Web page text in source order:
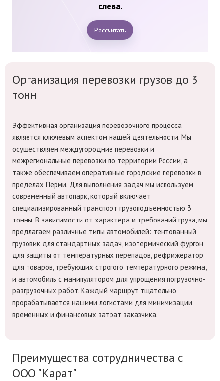
слева.
Рассчитать
Организация перевозки грузов до 3
тонн
Эффективная организация перевозочного процесса
является ключевым аспектом нашей деятельности. Мы
осуществляем междугородние перевозки и
межрегиональные перевозки по территории России, а
также обеспечиваем оперативные городские перевозки в
пределах Перми. Для выполнения задач мы используем
современный автопарк, который включает
специализированный транспорт грузоподъемностью 3
тонны. В зависимости от характера и требований груза, мы
предлагаем различные типы автомобилей: тентованный
грузовик для стандартных задач, изотермический фургон
для защиты от температурных перепадов, рефрижератор
для товаров, требующих строгого температурного режима,
и автомобиль с манипулятором для упрощения погрузочно-
разгрузочных работ. Каждый маршрут тщательно
прорабатывается нашими логистами для минимизации
временных и финансовых затрат заказчика.
Преимущества сотрудничества с
ООО "Карат"